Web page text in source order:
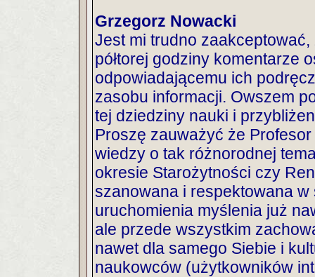
Grzegorz Nowacki
Jest mi trudno
półtorej godziny komentarze
odpowiadającemu ich
zasobu informacji. Owszem
tej dziedziny nauki i
Proszę zauważyć że
wiedzy o tak różnorodnej
okresie Starożytności czy
szanowana i respektowana w
uruchomienia myślenia już
ale przede wszystkim
nawet dla samego Siebie i
naukowców (użytkowników